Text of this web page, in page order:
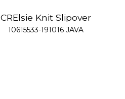
CRElsie Knit Slipover
10615533-191016 JAVA